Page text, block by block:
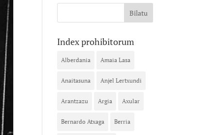
Index prohibitorum
Alberdania Amaia Lasa
Anaitasuna Anjel Lertxundi
Arantzazu Argia Axular
Bernardo Atxaga Berria